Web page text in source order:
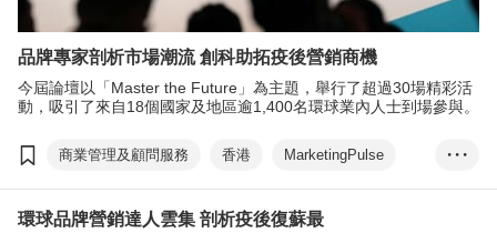
品牌專家剖析市場潮流 創科助拓疫後營銷商機
今屆論壇以「Master the Future」為主題，舉行了超過30場精彩活
動，吸引了來自18個國家及地區逾1,400名環球業內人士到場參與。
商業管理及顧問服務 香港
MarketingPulse
eTailingPulse
數碼營銷
ChatGPT
虛擬偶像
Z世代 Web3
元宇宙
• • •
環球品牌營銷達人雲集 剖析疫後復蘇最